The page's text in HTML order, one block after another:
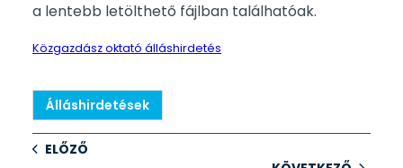
a lentebb letölthető fájlban találhatóak.
Közgazdász oktató álláshirdetés
Álláshirdetések
ELŐZŐ